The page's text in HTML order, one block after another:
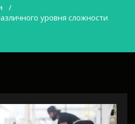
/
уровня сложности